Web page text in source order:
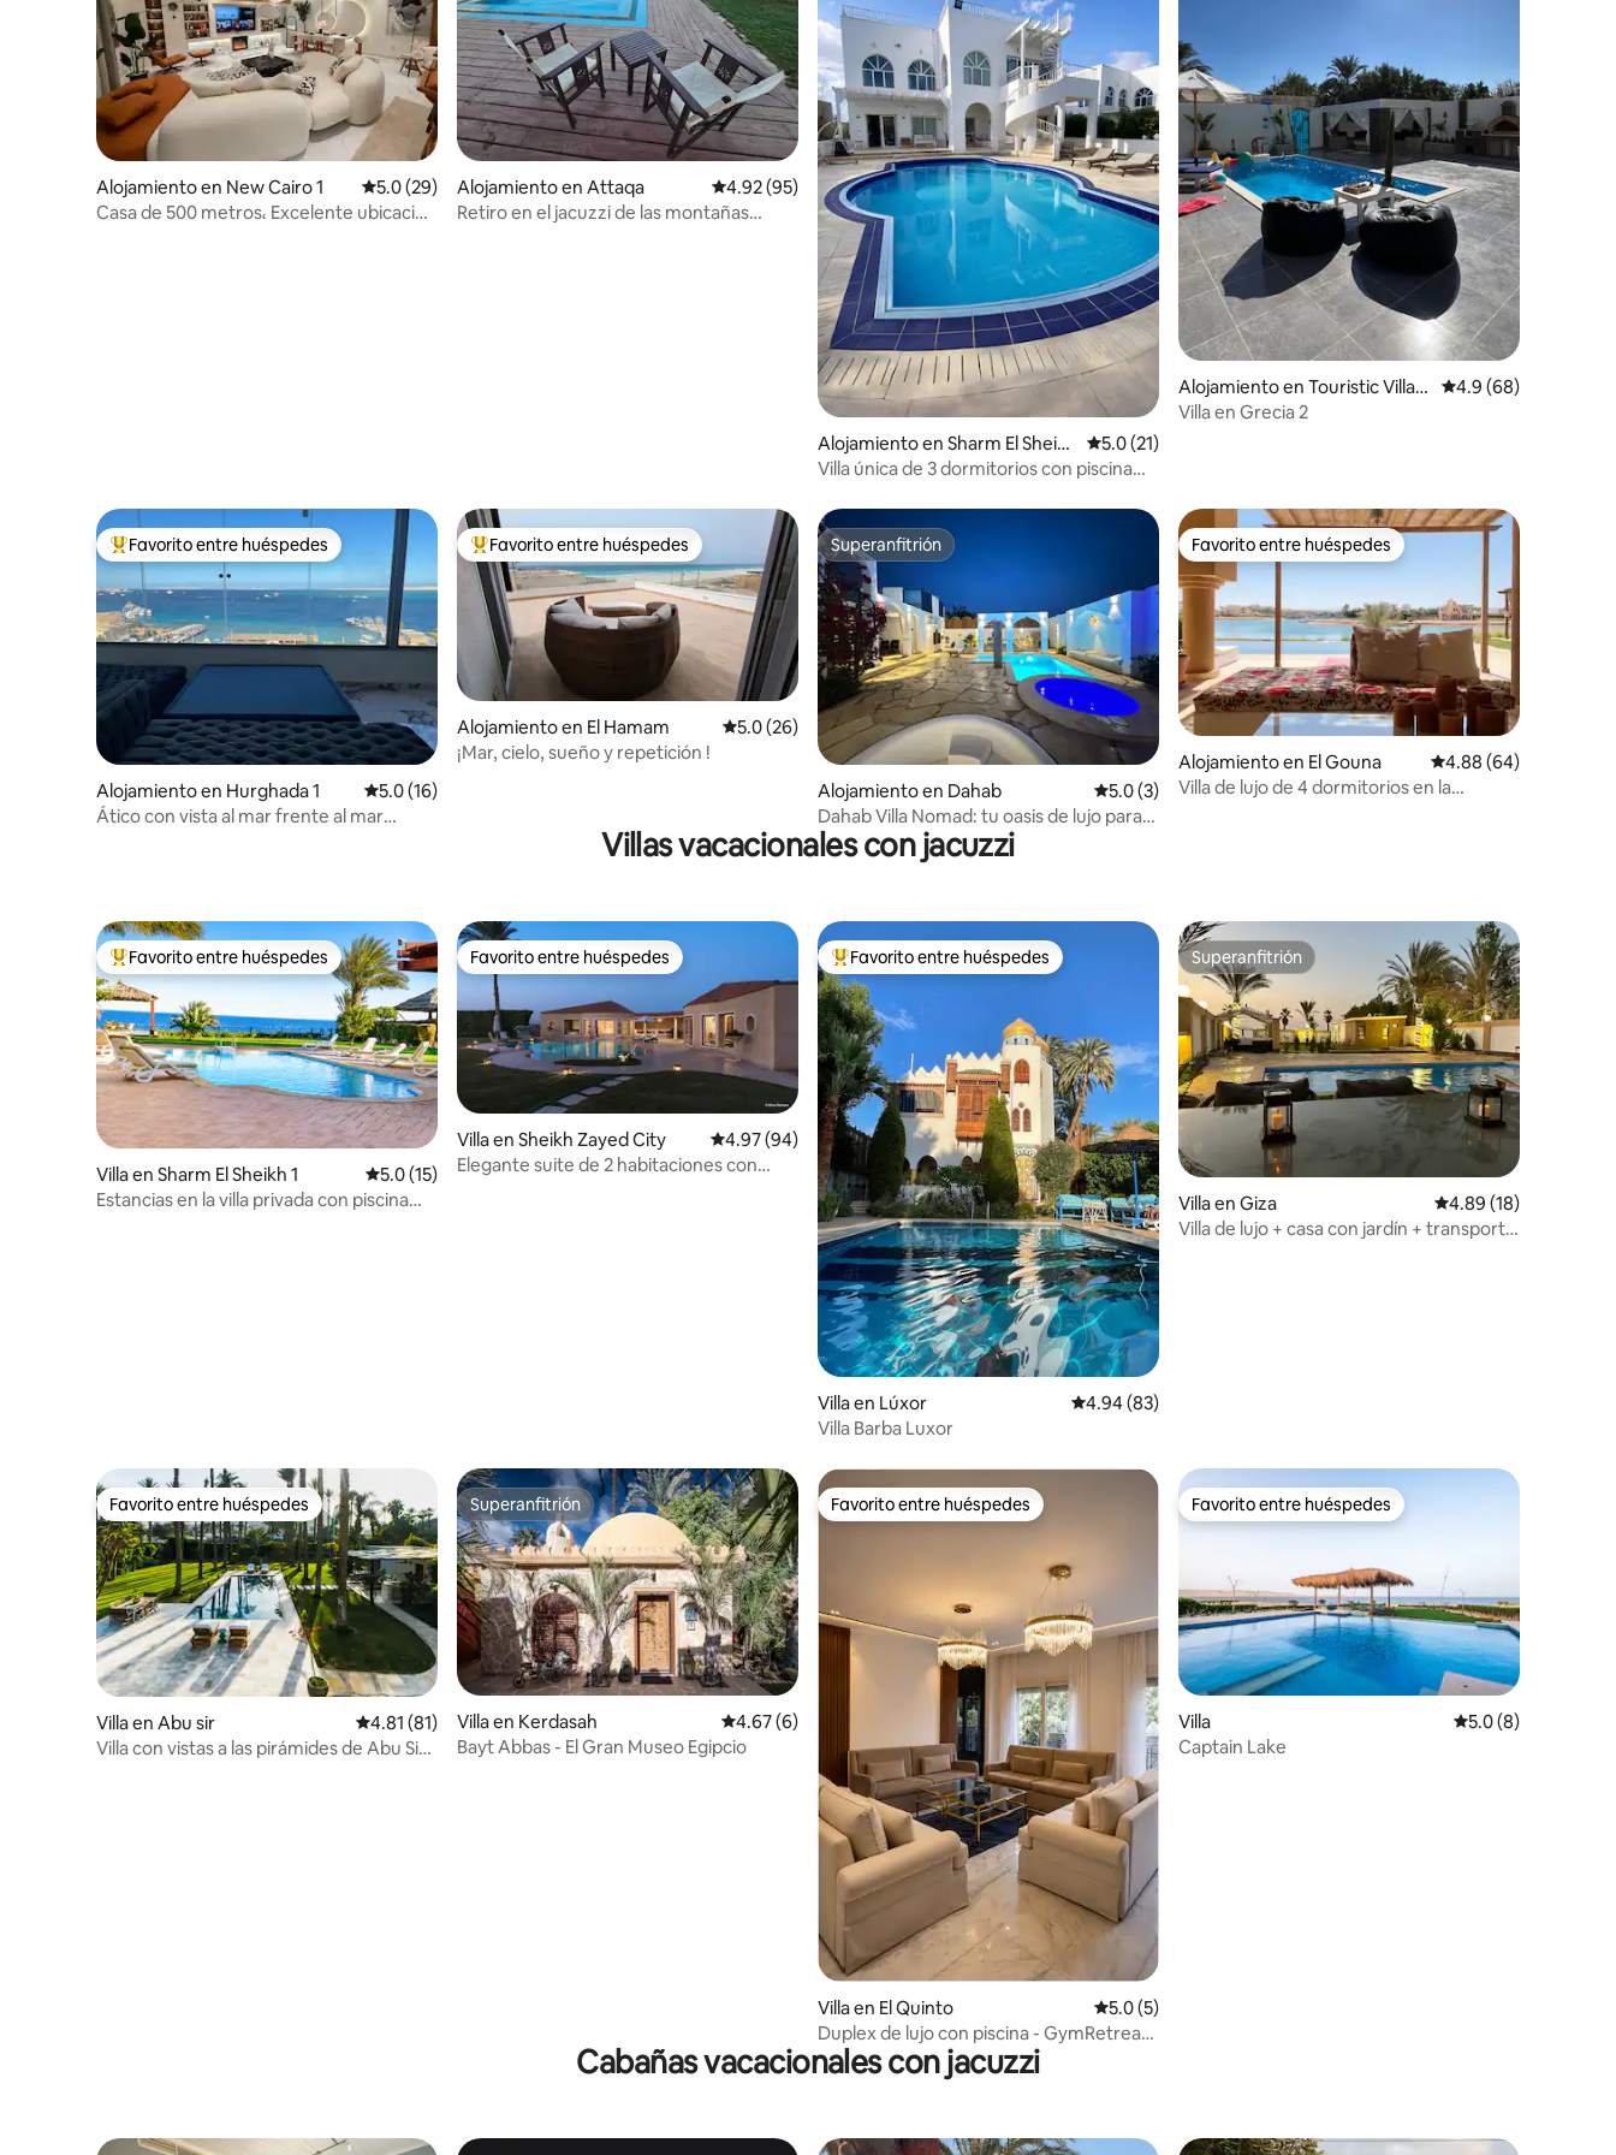
Alojamiento en New Cairo 1 Calificación promedio: 5.0 de 5, 29 reseñas
5.0 (29)
Casa de 500 metros، Excelente ubicación
Alojamiento en Attaqa Calificación promedio: 4.92 de 5, 95 reseñas
4.92 (95)
Retiro en el jacuzzi de las montañas
Alojamiento en Sharm El Sheikh
1
Calificación promedio: 5.0 de 5, 21 reseñas
5.0 (21)
Villa única de 3 dormitorios con piscina
Alojamiento en Touristic Villag
es
Calificación
4.9 (68)
Villa en Grecia 2
Favorito entre huéspedes preferido
Favorito entre huéspedes
Alojamiento en Hurghada 1 Calificación promedio: 5.0 de 5, 16 reseñas
5.0 (16)
Ático con vista al mar frente al mar
Favorito entre huéspedes preferido
Favorito entre huéspedes
Alojamiento en El Hamam Calificación promedio: 5.0 de 5, 26 reseñas
5.0 (26)
¡Mar, cielo, sueño y repetición !
Superanfitrión
Superanfitrión
Alojamiento en Dahab Calificación promedio: 5.0 de 5, 3 reseñas
5.0 (3)
Dahab Villa Nomad: tu oasis de lujo para
relajarte
Favorito entre huéspedes
Favorito entre huéspedes
Alojamiento en El Gouna Calificación
4.88 (64)
Villa de lujo de 4 dormitorios en la
Villas vacacionales con jacuzzi
Favorito entre huéspedes preferido
Favorito entre huéspedes
Villa en Sharm El Sheikh 1 Calificación promedio: 5.0 de 5, 15 reseñas
5.0 (15)
Estancias en la villa privada con piscina
Favorito entre huéspedes
Favorito entre huéspedes
Villa en Sheikh Zayed City Calificación promedio: 4.97 de 5, 94 reseñas
4.97 (94)
Elegante suite de 2 habitaciones con
Favorito entre huéspedes preferido
Favorito entre huéspedes
Villa en Lúxor Calificación promedio: 4.94 de 5, 83 reseñas
4.94 (83)
Villa Barba Luxor
Superanfitrión
Superanfitrión
Villa en Giza Calificación
4.89 (18)
Villa de lujo + casa con jardín + transporte
Favorito entre huéspedes
Favorito entre huéspedes
Villa en Abu sir Calificación promedio: 4.81 de 5, 81 reseñas
4.81 (81)
Villa con vistas a las pirámides de Abu Sir
Superanfitrión
Superanfitrión
Villa en Kerdasah Calificación promedio: 4.67 de 5, 6 reseñas
4.67 (6)
Bayt Abbas - El Gran Museo Egipcio
Favorito entre huéspedes
Favorito entre huéspedes
Villa en El Quinto Calificación promedio: 5.0 de 5, 5 reseñas
5.0 (5)
Duplex de lujo con piscina - GymRetreat |
Fifth Settlement
Favorito entre huéspedes
Favorito entre huéspedes
Villa Calificación
5.0 (8)
Captain Lake
Cabañas vacacionales con jacuzzi